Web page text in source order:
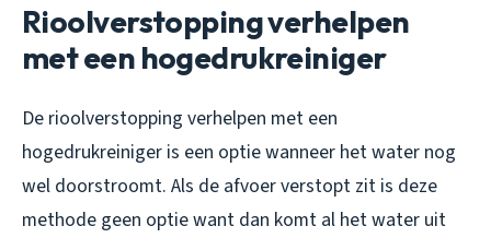
Rioolverstopping verhelpen
met een hogedrukreiniger
De rioolverstopping verhelpen met een
hogedrukreiniger is een optie wanneer het water nog
wel doorstroomt. Als de afvoer verstopt zit is deze
methode geen optie want dan komt al het water uit